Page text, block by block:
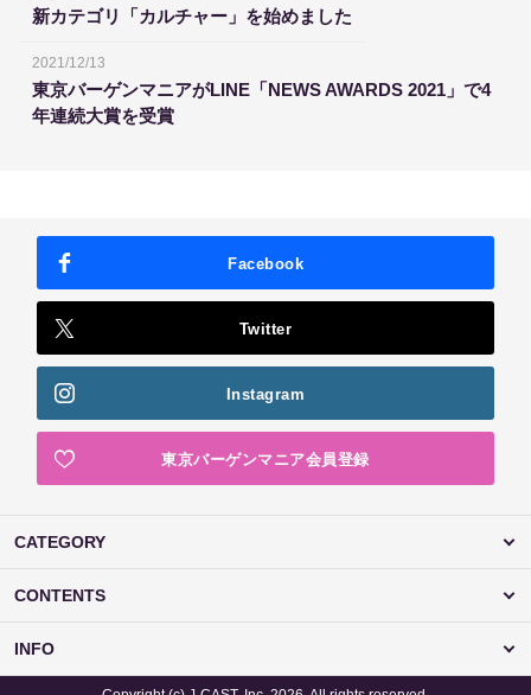
新カテゴリ「カルチャー」を始めました
2021/12/13
東京バーゲンマニアがLINE「NEWS AWARDS 2021」で4
年連続大賞を受賞
Facebook
Twitter
Instagram
東京バーゲンマニア会員登録
CATEGORY
CONTENTS
INFO